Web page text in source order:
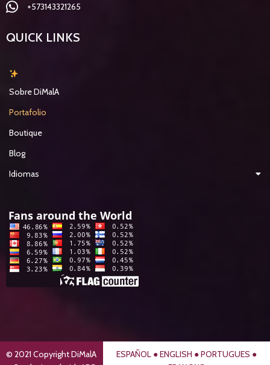
+573143321265
QUICK LINKS
Sobre DiMalA
Portafolio
Boutique
Blog
Idiomas
© 2021 Copyright DiMalA
ESPAÑOL●ENGLISH ●PORTUGUES ●